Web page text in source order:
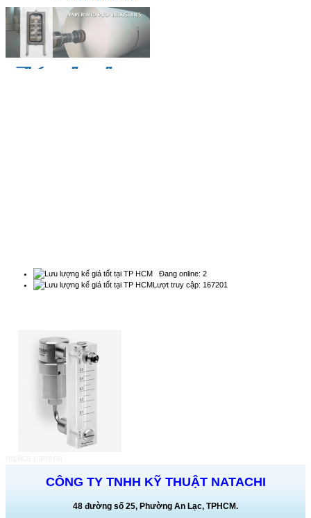
Đang online: 2
Lượt truy cập: 167201
CÔNG TY TNHH KỸ THUẬT NATACHI
48 đường số 25, Phường An Lạc, TPHCM.